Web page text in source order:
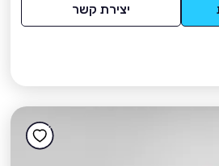
יצירת קשר